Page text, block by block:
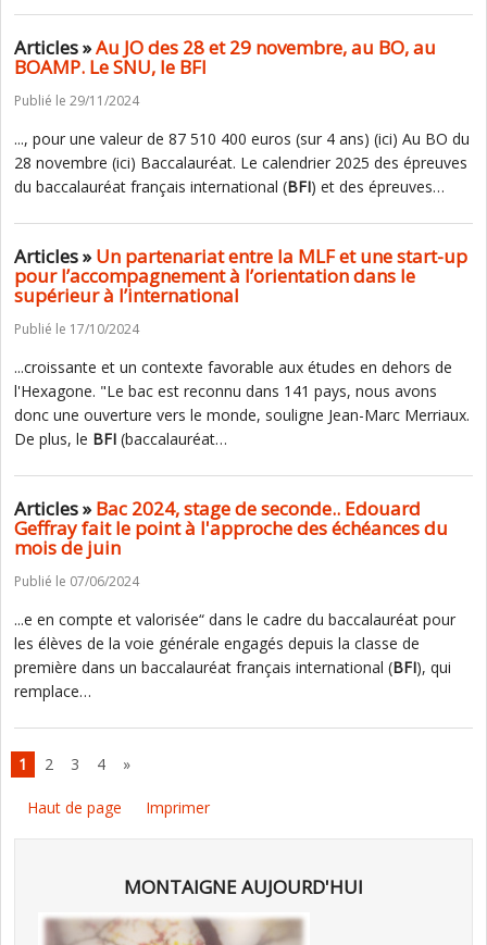
Articles »Au JO des 28 et 29 novembre, au BO, au
BOAMP. Le SNU, le BFI
Publié le 29/11/2024
..., pour une valeur de 87 510 400 euros (sur 4 ans) (ici) Au BO du
28 novembre (ici) Baccalauréat. Le calendrier 2025 des épreuves
du baccalauréat français international (BFI) et des épreuves…
Articles »Un partenariat entre la MLF et une start-up
pour l’accompagnement à l’orientation dans le
supérieur à l’international
Publié le 17/10/2024
...croissante et un contexte favorable aux études en dehors de
l'Hexagone. "Le bac est reconnu dans 141 pays, nous avons
donc une ouverture vers le monde, souligne Jean-Marc Merriaux.
De plus, le BFI (baccalauréat…
Articles »Bac 2024, stage de seconde.. Edouard
Geffray fait le point à l'approche des échéances du
mois de juin
Publié le 07/06/2024
...e en compte et valorisée“ dans le cadre du baccalauréat pour
les élèves de la voie générale engagés depuis la classe de
première dans un baccalauréat français international (BFI), qui
remplace…
1 2 3 4 »
Haut de page Imprimer
MONTAIGNE AUJOURD'HUI